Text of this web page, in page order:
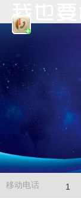
移动电话 1